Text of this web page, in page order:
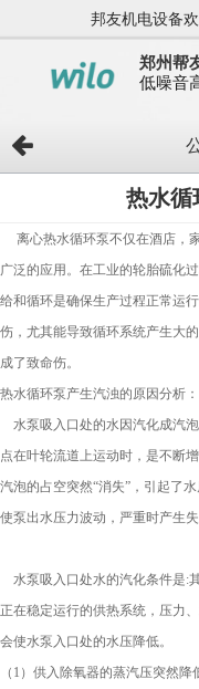
邦友机电设备欢
郑州帮
低噪音
热水循
离心热水循环泵不仅在酒店，
广泛的应用。在工业的轮胎硫化
给和循环是确保生产过程正常运
伤，尤其能导致循环系统产生大
成了致命伤。
热水循环泵产生汽浊的原因分析：
水泵吸入口处的水因汽化成汽
点在叶轮流道上运动时，是不断
汽泡的占空突然“消失”，引起了
使泵出水压力波动，严重时产生失
水泵吸入口处水的汽化条件是:
正在稳定运行的供热系统，压力
会使水泵入口处的水压降低。
（1）供入除氧器的蒸汽压突然降